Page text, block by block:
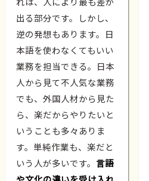
出る部分です。しかし、
逆の発想もあります。日
本語を使わなくてもいい
業務を担当できる。日本
人から見て不人気な業務
でも、外国人材から見た
ら、楽だからやりたいと
いうことも多々ありま
す。単純作業も、楽だと
いう人が多いです。 言語